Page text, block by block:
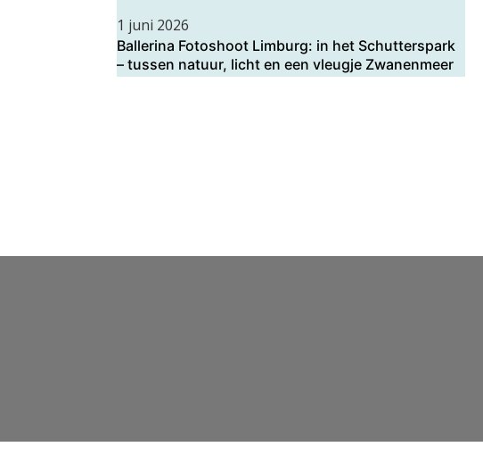
1 juni 2026
Ballerina Fotoshoot Limburg: in het Schutterspark
– tussen natuur, licht en een vleugje Zwanenmeer